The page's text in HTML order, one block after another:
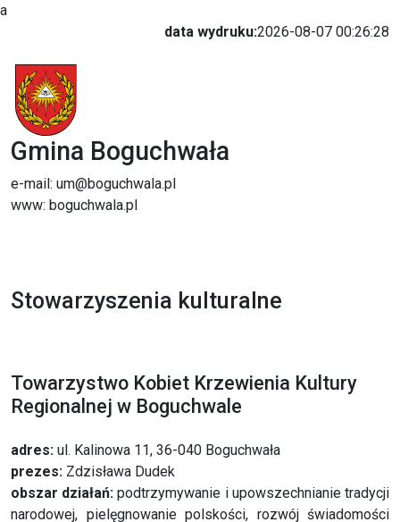
a
data wydruku:2026-08-07 00:26:28
Gmina Boguchwała
e-mail: um@boguchwala.pl
www: boguchwala.pl
Stowarzyszenia kulturalne
Towarzystwo Kobiet Krzewienia Kultury
Regionalnej w Boguchwale
adres: ul. Kalinowa 11, 36-040 Boguchwała
prezes: Zdzisława Dudek
obszar działań: podtrzymywanie i upowszechnianie tradycji
narodowej, pielęgnowanie polskości, rozwój świadomości